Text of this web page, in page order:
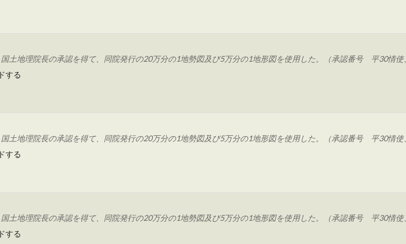
土地理院長の承認を得て、同院発行の20万分の1地勢図及び5万分の1地形図を使用した。（承認番号 平30情使
する
土地理院長の承認を得て、同院発行の20万分の1地勢図及び5万分の1地形図を使用した。（承認番号 平30情使
する
土地理院長の承認を得て、同院発行の20万分の1地勢図及び5万分の1地形図を使用した。（承認番号 平30情使
する